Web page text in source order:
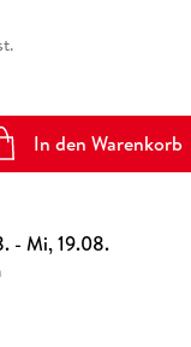
In den Warenkorb
- Mi, 19.08.